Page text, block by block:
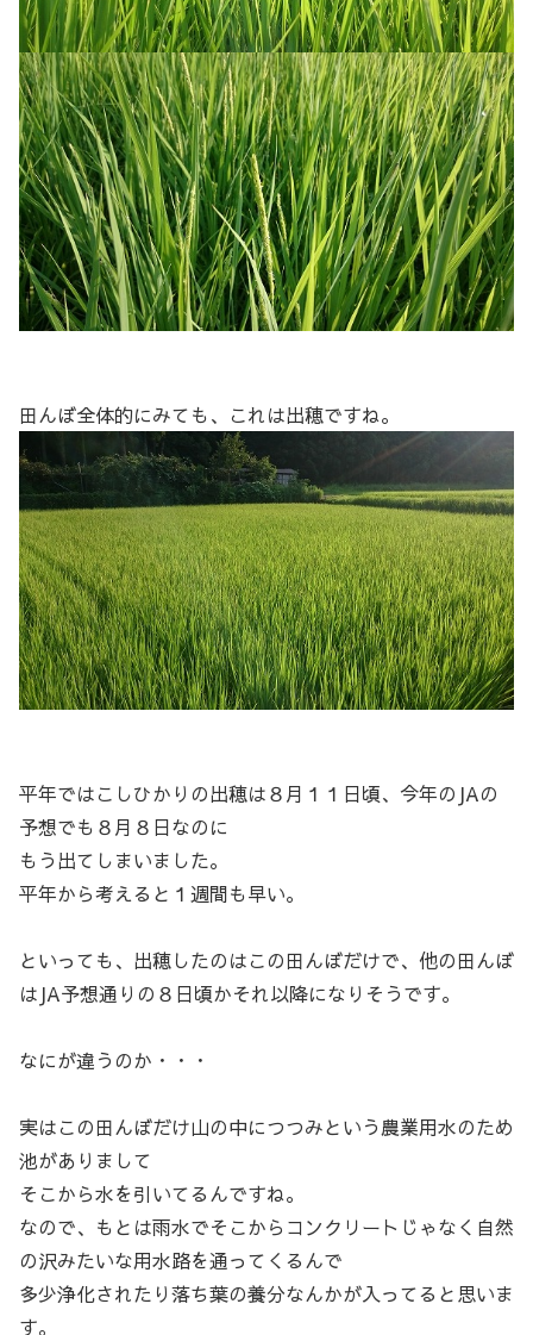
田んぼ全体的にみても、これは出穂ですね。
平年ではこしひかりの出穂は８月１１日頃、今年のJAの
予想でも８月８日なのに
もう出てしまいました。
平年から考えると１週間も早い。
といっても、出穂したのはこの田んぼだけで、他の田んぼ
はJA予想通りの８日頃かそれ以降になりそうです。
なにが違うのか・・・
実はこの田んぼだけ山の中につつみという農業用水のため
池がありまして
そこから水を引いてるんですね。
なので、もとは雨水でそこからコンクリートじゃなく自然
の沢みたいな用水路を通ってくるんで
多少浄化されたり落ち葉の養分なんかが入ってると思いま
す。